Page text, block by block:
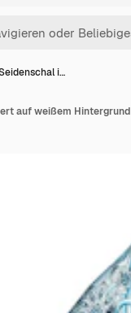
i…
auf weißem Hintergrund